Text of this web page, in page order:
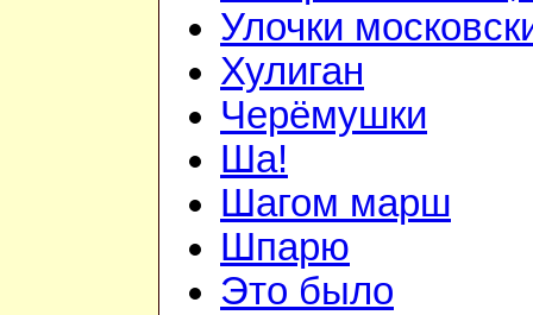
Улочки
Хулиган
Черёмушки
Ша!
Шагом марш
Шпарю
Это было